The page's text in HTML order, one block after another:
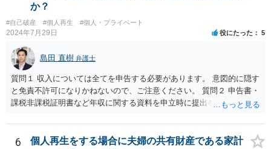
か？
#自己破産 #個人再生 #個人・プライベート
2024年7月29日 役にたった 5
島田 直樹 弁護士
質問１ 収入については全てを申告する必要があります。 意図的に隠す
と免責不許可になりかねないので、ご注意ください。 質問２ 申告書・
課税非課税証明書など年収に関する資料を申立時に提出を要求される
組入不要）が認められると考えられるところ、収入・資産について虚
偽の申告をすると免責不許可となりかねませんので、ご注意くださ
6
個人再生をする場合に夫婦の共有財産である家計